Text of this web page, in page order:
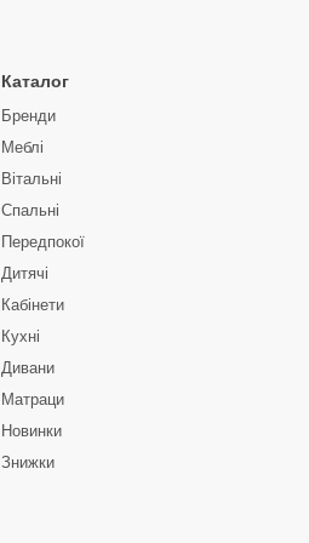
Каталог
Бренди
Меблі
Вітальні
Спальні
Передпокої
Дитячі
Кабінети
Кухні
Дивани
Матраци
Новинки
Знижки